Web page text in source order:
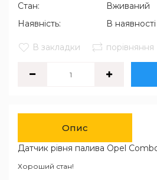
Стан:
Вживаний
Наявність:
В наявності
В закладки порівняння
Опис
Датчик рівня палива Opel
Хороший стан!